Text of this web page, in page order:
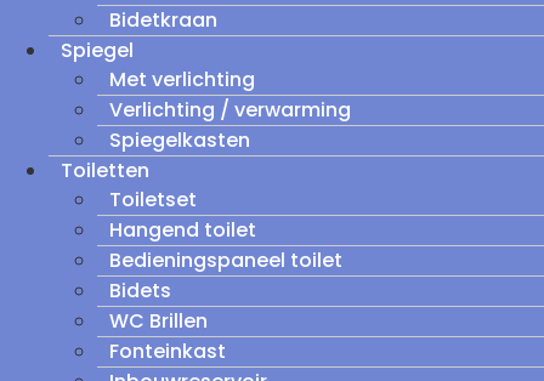
Bidetkraan
Spiegel
Met verlichting
Verlichting / verwarming
Spiegelkasten
Toiletten
Toiletset
Hangend toilet
Bedieningspaneel toilet
Bidets
WC Brillen
Fonteinkast